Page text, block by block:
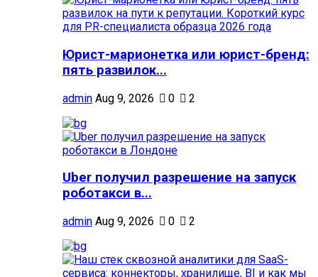
Юрист-марионетка или юрист-бренд:
пять развилок...
admin Aug 9, 2026 0 2
Uber получил разрешение на запуск
роботакси в...
admin Aug 9, 2026 0 2